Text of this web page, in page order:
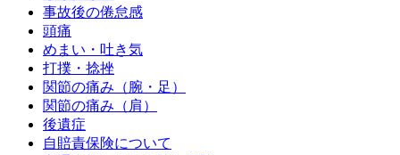
事故後の倦怠感
頭痛
めまい・吐き気
打撲・捻挫
関節の痛み（腕・足）
関節の痛み（肩）
後遺症
自賠責保険について